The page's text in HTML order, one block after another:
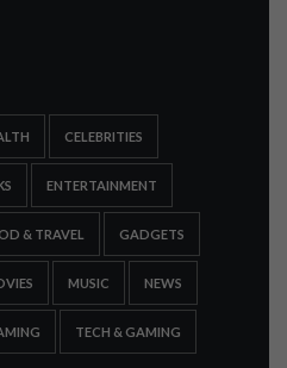
CELEBRITIES
ENTERTAINMENT
& TRAVEL GADGETS
MUSIC NEWS
TECH & GAMING